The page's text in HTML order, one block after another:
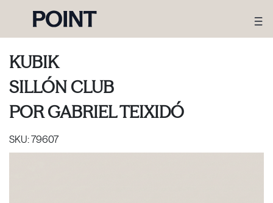
KUBIK
SILLÓN CLUB
PORGABRIEL TEIXIDÓ
SKU:79607